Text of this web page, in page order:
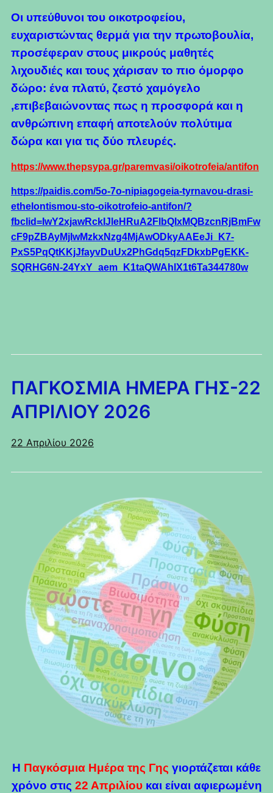
Οι υπεύθυνοι του οικοτροφείου,
ευχαριστώντας θερμά για την πρωτοβουλία,
προσέφεραν στους μικρούς μαθητές
λιχουδιές και τους χάρισαν το πιο όμορφο
δώρο: ένα πλατύ, ζεστό χαμόγελο
,επιβεβαιώνοντας πως η προσφορά και η
ανθρώπινη επαφή αποτελούν πολύτιμα
δώρα και για τις δύο πλευρές.
https://www.thepsypa.gr/paremvasi/oikotrofeia/antifon
https://paidis.com/5o-7o-nipiagogeia-tyrnavou-drasi-
ethelontismou-sto-oikotrofeio-antifon/?
fbclid=IwY2xjawRckIJleHRuA2FlbQIxMQBzcnRjBmFw
cF9pZBAyMjIwMzkxNzg4MjAwODkyAAEeJi_K7-
PxS5PqQtKKjJfayvDuUx2PhGdq5qzFDkxbPgEKK-
SQRHG6N-24YxY_aem_K1taQWAhlX1t6Ta344780w
ΠΑΓΚΟΣΜΙΑ ΗΜΕΡΑ ΓΗΣ-22
ΑΠΡΙΛΙΟΥ 2026
22 Απριλίου 2026
Η Παγκόσμια Ημέρα της Γης γιορτάζεται κάθε
χρόνο στις 22 Απριλίουκαι είναι αφιερωμένη